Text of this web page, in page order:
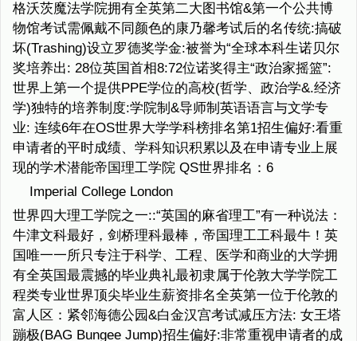
格沃茨魔法学院拥有全英第二大图书馆&第一个公共博
物馆考试需佩戴不同颜色的康乃馨考试后的名传统:搞破
坏(Trashing)设立罗德奖学金:被誉为“全球本科生诺贝尔
奖培养出: 28位英国首相8:72位诺奖得主“政治家摇篮”:
世界上第一个提供PPE学位的高校(哲学、政治学&.经济
学)独特的培养制度:学院制&导师制英语语言与文学专
业: 连续6年在OS世界大学学科榜排名第1招生偏好:看重
申请者的平时成绩、学科知识积累以及在申请专业上展
现的学术潜能帝国理工学院 QS世界排名：6
Imperial College London
世界四大理工学院之一::“英国的麻省理工”有一种说法：
牛津文科最好，剑桥理科最棒，帝国理工工科最牛！英
国唯一一所只专注于科学、工程、医学和商业的大学拥
有全英国最震撼的毕业典礼最初隶属于伦敦大学学院工
程类专业世界顶尖毕业生薪资排名全英第一位于伦敦的
富人区：紧邻海德公园&白金汉宫考试减压方法: 女王塔
蹦极(BAG Bungee Jump)招生偏好:非常重视申请者的成